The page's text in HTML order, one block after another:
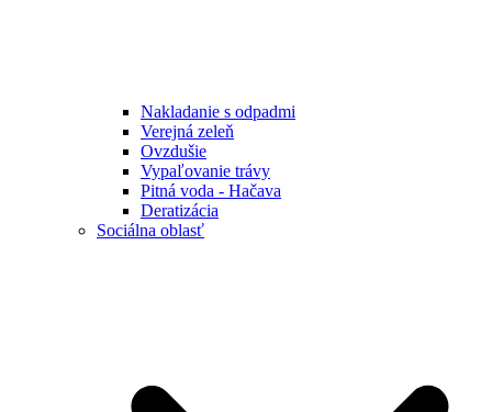
Nakladanie s odpadmi
Verejná zeleň
Ovzdušie
Vypaľovanie trávy
Pitná voda - Hačava
Deratizácia
Sociálna oblasť